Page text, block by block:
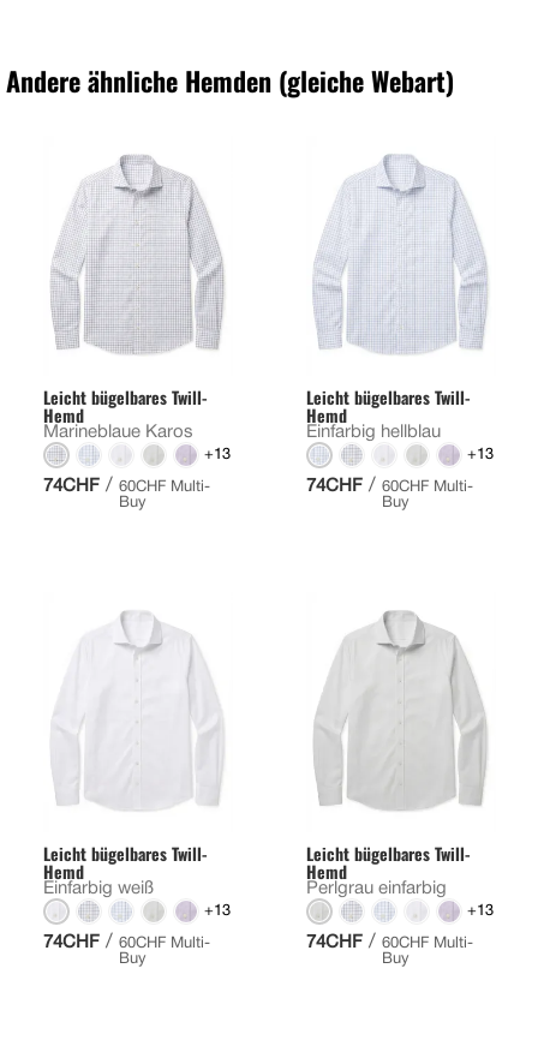
Andere ähnliche Hemden (gleiche Webart)
Leicht bügelbares Twill-
Hemd
Marineblaue Karos
+13
74CHF / 60CHF Multi-
Buy
Leicht bügelbares Twill-
Hemd
Einfarbig hellblau
+13
74CHF / 60CHF Multi-
Buy
Leicht bügelbares Twill-
Hemd
Einfarbig weiß
+13
74CHF / 60CHF Multi-
Buy
Leicht bügelbares Twill-
Hemd
Perlgrau einfarbig
+13
74CHF / 60CHF Multi-
Buy